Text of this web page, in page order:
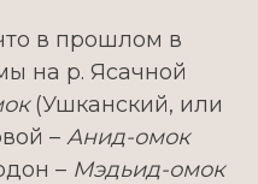
в прошлом в
на р. Ясачной
(Ушканский, или
– Анид-омок
– Мэдьид-омок